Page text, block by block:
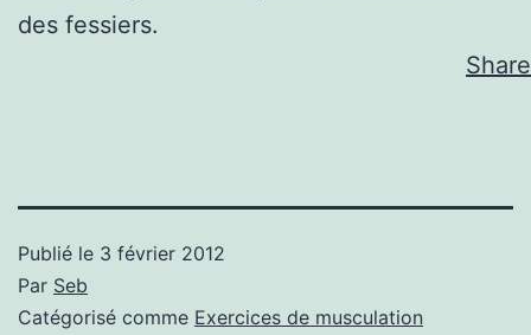
des fessiers.
Share
Publié le 3 février 2012
Par Seb
Catégorisé comme Exercices de musculation